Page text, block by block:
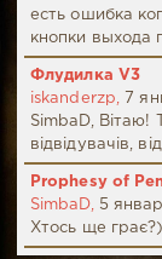
есть ошибка
кнопки выхода
Флудилка V3
iskanderzp,
7
SimbaD, Вітаю!
відвідувачів,
Prophesy of
SimbaD,
5
Хтось ще